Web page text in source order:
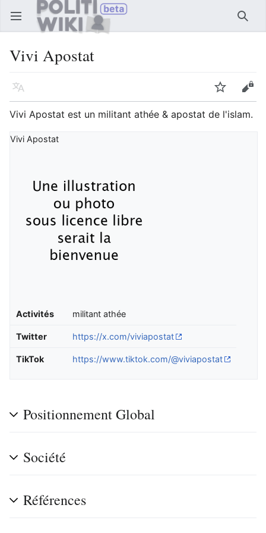
Ouvrir le menu principal
Vivi Apostat
Langue Suivre
Vivi Apostat est un militant athée & apostat de l'islam.
Vivi Apostat
Activités militant athée
Twitter https://x.com/viviapostat
TikTok https://www.tiktok.com/@viviapostat
Positionnement Global
Société
Références